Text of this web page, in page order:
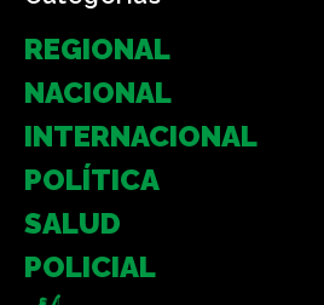
REGIONAL
NACIONAL
INTERNACIONAL
POLÍTICA
SALUD
POLICIAL